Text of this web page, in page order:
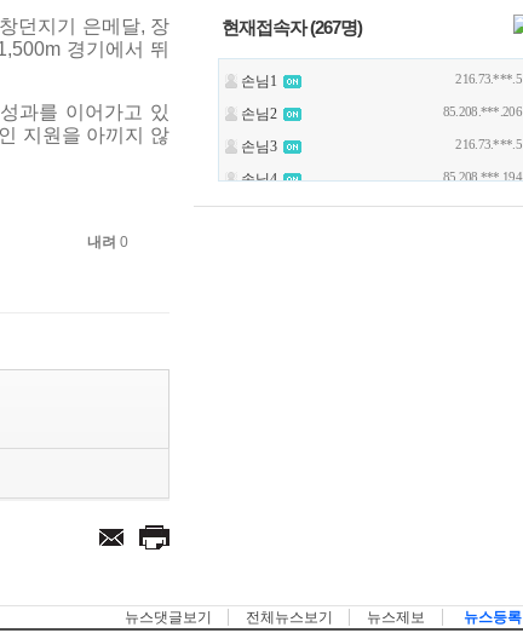
던지기 은메달, 장
경기에서 뛰
과를 이어가고 있
지원을 아끼지 않
내려 0
현재접속자 (267명)
뉴스댓글보기 전체뉴스보기 뉴스제보 뉴스등록